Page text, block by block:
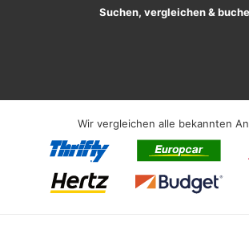
Suchen, vergleichen &
Wir vergleichen alle bekannten